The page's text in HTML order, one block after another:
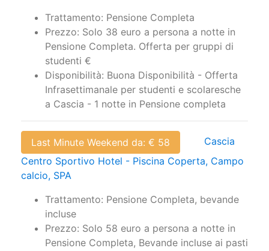
Trattamento: Pensione Completa
Prezzo: Solo 38 euro a persona a notte in
Pensione Completa. Offerta per gruppi di
studenti €
Disponibilità: Buona Disponibilità - Offerta
Infrasettimanale per studenti e scolaresche
a Cascia - 1 notte in Pensione completa
Last Minute Weekend da: € 58
Cascia
Centro Sportivo Hotel - Piscina Coperta, Campo
calcio, SPA
Trattamento: Pensione Completa, bevande
incluse
Prezzo: Solo 58 euro a persona a notte in
Pensione Completa, Bevande incluse ai pasti